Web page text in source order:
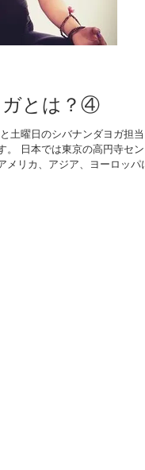
ガとは？④
土曜日のシバナンダヨガ担
。 日本では東京の高円寺セ
メリカ、アジア、ヨーロッパ